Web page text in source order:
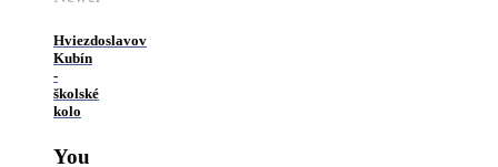
Hviezdoslavov
Kubín
-
školské
kolo
You